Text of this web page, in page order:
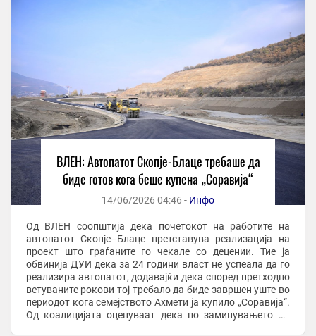
ВЛЕН: Автопатот Скопје-Блаце требаше да
биде готов кога беше купена „Соравија“
14/06/2026 04:46 - Инфо
Од ВЛЕН соопштија дека почетокот на работите на
автопатот Скопје–Блаце претставува реализација на
проект што граѓаните го чекале со децении. Тие ја
обвинија ДУИ дека за 24 години власт не успеала да го
реализира автопатот, додавајќи дека според претходно
ветуваните рокови тој требало да биде завршен уште во
периодот кога семејството Ахмети ја купило „Соравија“.
Од коалицијата оценуваат дека по заминувањето на